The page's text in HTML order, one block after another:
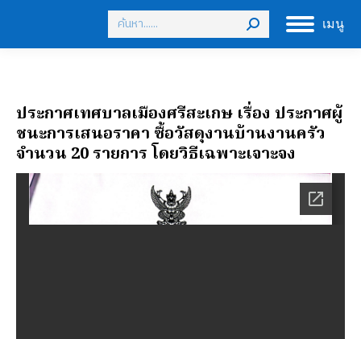
เมนู
Search:
ประกาศเทศบาลเมืองศรีสะเกษ เรื่อง ประกาศผู้
ชนะการเสนอราคา ซื้อวัสดุงานบ้านงานครัว
จำนวน 20 รายการ โดยวิธีเฉพาะเจาะจง